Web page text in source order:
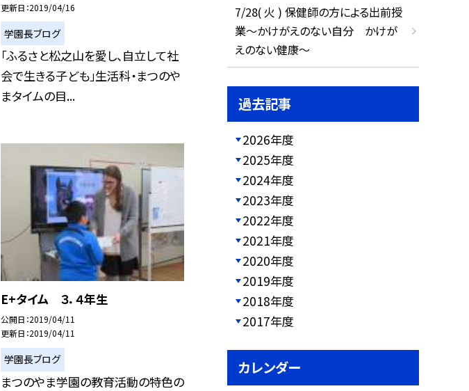
更新日 2019/04/16
学園長ブログ
「ふるさと松之山を愛し、自立して社
会で生きる子ども」生活科・まつのや
まタイムの目...
E+タイム ３．４年生
公開日 2019/04/11
更新日 2019/04/11
学園長ブログ
まつのやま学園の教育活動の特色の
7/28( 火 ) 保健師の方による出前授
業～かけがえのない自分 かけが
えのない健康～
過去記事
2026年度
2025年度
2024年度
2023年度
2022年度
2021年度
2020年度
2019年度
2018年度
2017年度
カレンダー